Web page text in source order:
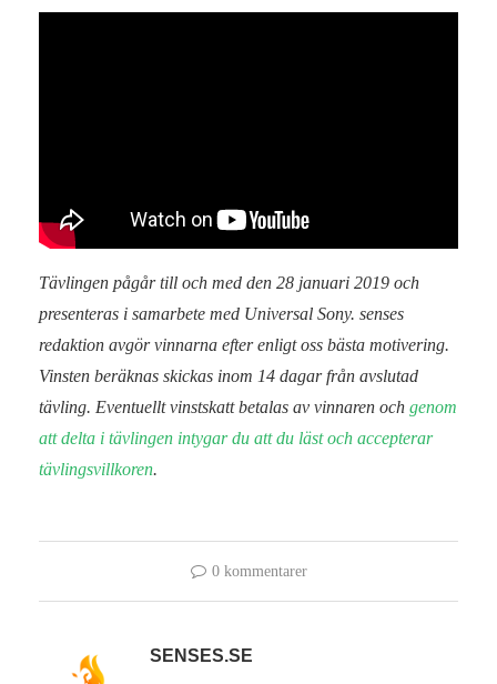
Tävlingen pågår till och med den 28 januari 2019 och
presenteras i samarbete med Universal Sony. senses
redaktion avgör vinnarna efter enligt oss bästa motivering.
Vinsten beräknas skickas inom 14 dagar från avslutad
tävling. Eventuellt vinstskatt betalas av vinnaren och genom
att delta i tävlingen intygar du att du läst och accepterar
tävlingsvillkoren.
0 kommentarer
SENSES.SE